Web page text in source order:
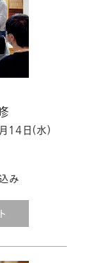
14日(水)
み